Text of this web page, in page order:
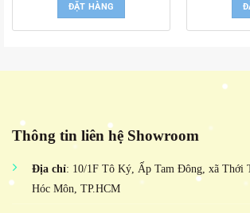
ĐẶT HÀNG
Thông tin liên hệ Showroom
Địa chỉ: 10/1F Tô Ký, Ấp Tam Đông, xã Thới
Hóc Môn, TP.HCM